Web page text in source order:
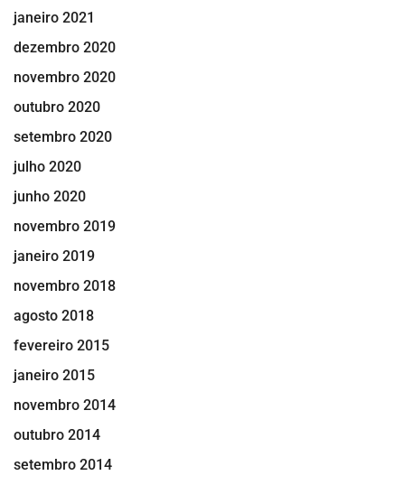
janeiro 2021
dezembro 2020
novembro 2020
outubro 2020
setembro 2020
julho 2020
junho 2020
novembro 2019
janeiro 2019
novembro 2018
agosto 2018
fevereiro 2015
janeiro 2015
novembro 2014
outubro 2014
setembro 2014